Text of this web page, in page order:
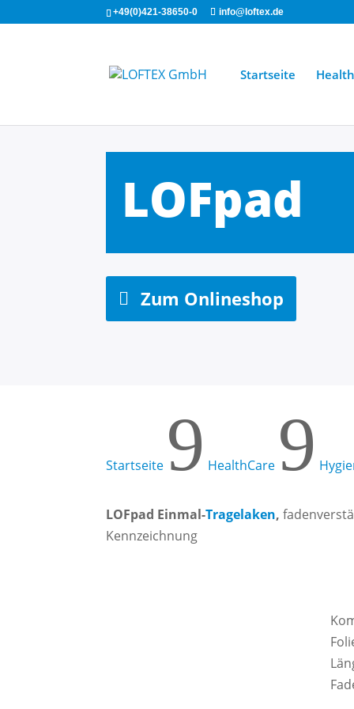
+49(0)421-38650-0 info@loftex.de
Startseite
LOFpad
Zum Onlineshop
Startseite 9 HealthCare 9
LOFpad Einmal-Tragelaken,
Kennzeichnung